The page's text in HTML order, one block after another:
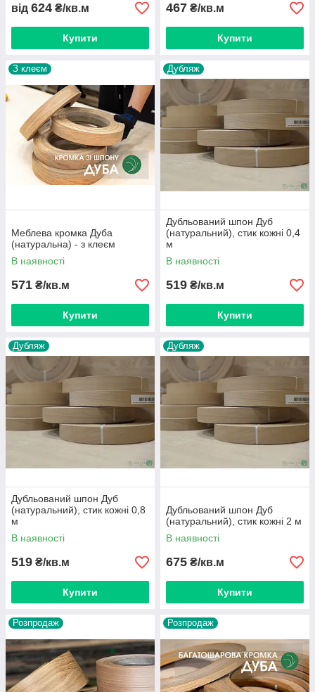
від 624 ₴/кв.м
Купити
467 ₴/кв.м
Купити
З клеєм
Меблева кромка Дуба
(натуральна) - з клеєм
В наявності
571 ₴/кв.м
Купити
Дубляж
Дубльований шпон Дуб
(натуральний), стик кожні 0,4
м
В наявності
519 ₴/кв.м
Купити
Дубляж
Дубльований шпон Дуб
(натуральний), стик кожні 0,8
м
В наявності
519 ₴/кв.м
Купити
Дубляж
Дубльований шпон Дуб
(натуральний), стик кожні 2 м
В наявності
675 ₴/кв.м
Купити
Розпродаж Розпродаж